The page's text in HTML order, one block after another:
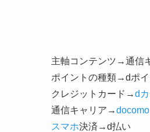
主軸コンテンツ→通信
ポイントの種類→dポイ
クレジットカード→d
通信キャリア→docomo
スマホ決済→d払い